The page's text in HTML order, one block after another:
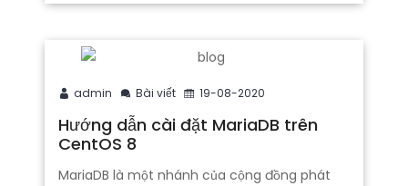
admin Bài viết 19-08-2020
Hướng dẫn cài đặt MariaDB trên
CentOS 8
MariaDB là một nhánh của cộng đồng phát